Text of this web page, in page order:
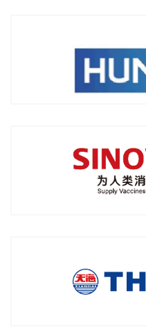
北京科兴
2022年11月
天海汽车电子